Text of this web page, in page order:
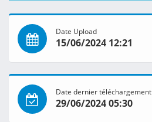
Date Upload
15/06/2024 12:21
Date dernier téléchargement
29/06/2024 05:30